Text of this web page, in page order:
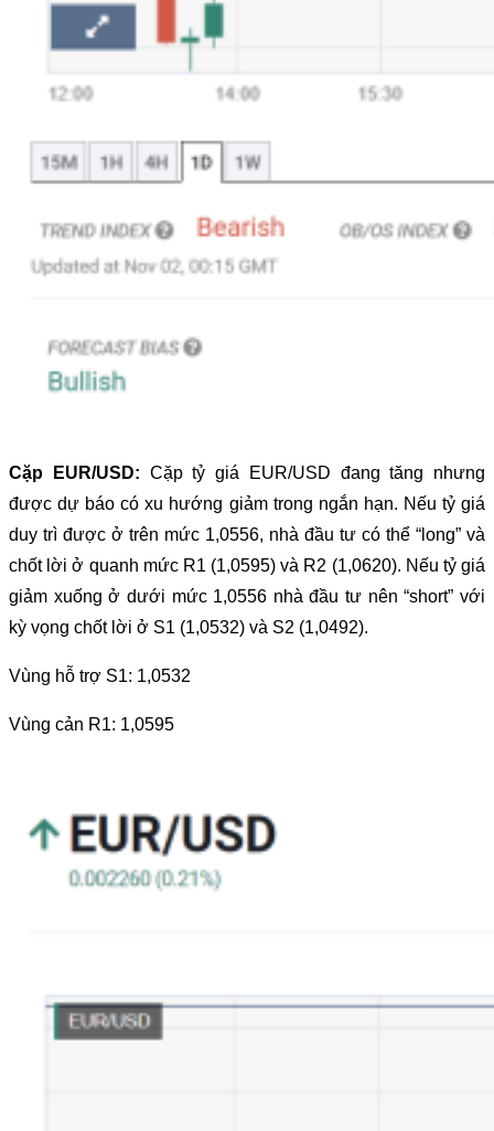
Cặp EUR/USD: Cặp tỷ giá EUR/USD đang tăng nhưng
được dự báo có xu hướng giảm trong ngắn hạn. Nếu tỷ giá
duy trì được ở trên mức 1,0556, nhà đầu tư có thể “long” và
chốt lời ở quanh mức R1 (1,0595) và R2 (1,0620). Nếu tỷ giá
giảm xuống ở dưới mức 1,0556 nhà đầu tư nên “short” với
kỳ vọng chốt lời ở S1 (1,0532) và S2 (1,0492).
Vùng hỗ trợ S1: 1,0532
Vùng cản R1: 1,0595